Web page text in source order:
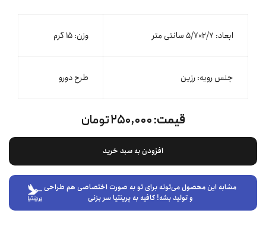
ابعاد: ۲/۷×۵/۷ سانتی متر وزن: ۱۵ گرم
جنس رویه: رزین طرح دورو
قیمت:۲۵۰,۰۰۰ تومان
افزودن به سبد خرید
مشابه این محصول می‌تونه برای تو به صورت اختصاصی هم طراحی
و تولید بشه! کافیه به پرینتیا سر بزنی